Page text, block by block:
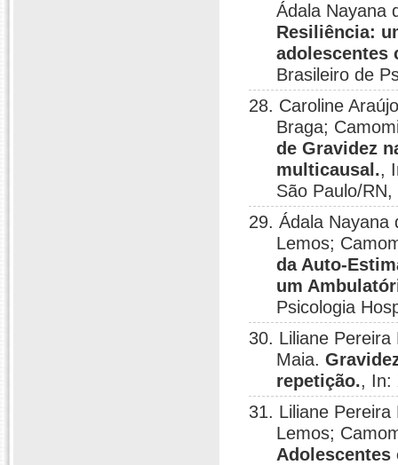
Ádala Nayana
Resiliência:
adolescentes
Brasileiro de
28. Caroline
Braga;
de Gravidez
multicausal.,
São Paulo/RN,
29. Ádala Nayana
Lemos;
da Auto-
um
Psicologia
30. Liliane
Maia.
repetição., In:
31. Liliane
Lemos;
Adolescentes